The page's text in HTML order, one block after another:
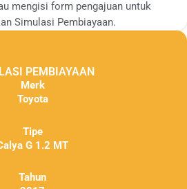
mengisi form pengajuan untuk
Simulasi Pembiayaan.
PEMBIAYAAN
Merk
Toyota
Tipe
G 1.2 MT
Tahun